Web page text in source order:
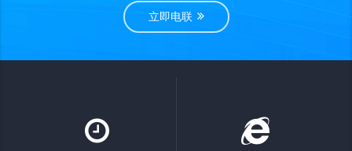
立即电联